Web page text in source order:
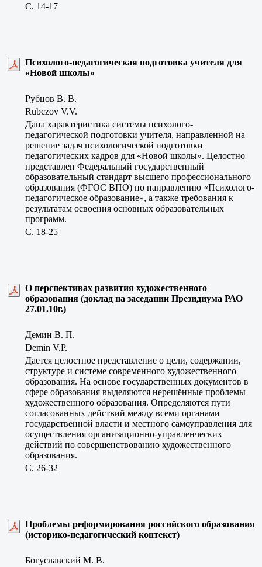
C. 14-17
Психолого-педагогическая подготовка учителя для
«Новой школы»
Рубцов В. В.
Rubczov V.V.
Дана характеристика системы психолого-
педагогической подготовки учителя, направленной на
решение задач психологической подготовки
педагогических кадров для «Новой школы». Целостно
представлен Федеральный государственный
образовательный стандарт высшего профессионального
образования (ФГОС ВПО) по направлению «Психолого-
педагогическое образование», а также требования к
результатам освоения основных образовательных
программ.
C. 18-25
О перспективах развития художественного
образования (доклад на заседании Президиума РАО
27.01.10г.)
Демин В. П.
Demin V.P.
Дается целостное представление о цели, содержании,
структуре и системе современного художественного
образования. На основе государственных документов в
сфере образования выделяются нерешённые проблемы
художественного образования. Определяются пути
согласованных действий между всеми органами
государственной власти и местного самоуправления для
осуществления организационно-управленческих
действий по совершенствованию художественного
образования.
C. 26-32
Проблемы реформирования российского образования
(историко-педагогический контекст)
Богуславский М. В.